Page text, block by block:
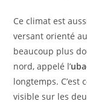
Ce climat est
versant orienté
beaucoup plus
nord, appelé l’
longtemps.
visible sur les